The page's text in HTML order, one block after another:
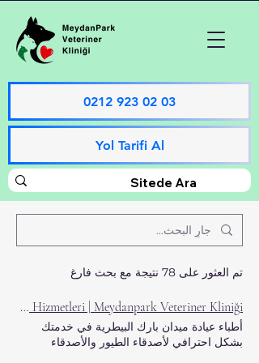
0212 923 02 03
Yol Tarifi Al
تم العثور على 78 نتيجة مع بحث فارغ
MeydanPark Pet Kuş Ve Egzotik Veteriner Hizmetleri | Meydanpark Veteriner Kliniği
أطباء عيادة ميدان بارك البيطرية في خدمتك
بشكل احترافي لأصدقاء الطيور والأصدقاء